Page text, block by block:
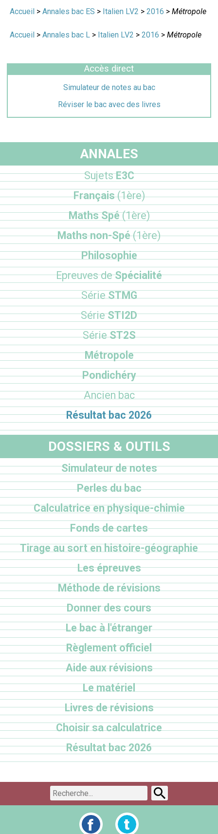
Accueil > Annales bac ES > Italien LV2 > 2016 > Métropole
Accueil > Annales bac L > Italien LV2 > 2016 > Métropole
Accès direct
Simulateur de notes au bac
Réviser le bac avec des livres
ANNALES
SujetsE3C
Français(1ère)
Maths Spé(1ère)
Maths non-Spé(1ère)
Philosophie
Epreuves deSpécialité
SérieSTMG
SérieSTI2D
SérieST2S
Métropole
Pondichéry
Ancien bac
Résultat bac 2026
DOSSIERS & OUTILS
Simulateur de notes
Perles du bac
Calculatrice en physique-chimie
Fonds de cartes
Tirage au sort en histoire-géographie
Les épreuves
Méthode de révisions
Donner des cours
Le bac à l'étranger
Règlement officiel
Aide aux révisions
Le matériel
Livres de révisions
Choisir sa calculatrice
Résultat bac 2026